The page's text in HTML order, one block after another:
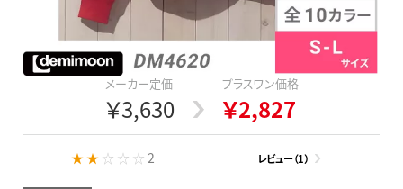
メーカー定価
￥3,630
プラスワン価格
￥2,827
★ ★ ☆ ☆ ☆ 2 レビュー（1）